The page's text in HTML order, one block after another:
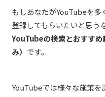
もしあなたがYouTubeを多
登録してもらいたいと思う
YouTubeの検索とおすす
み） です。
YouTubeでは様々な施策を